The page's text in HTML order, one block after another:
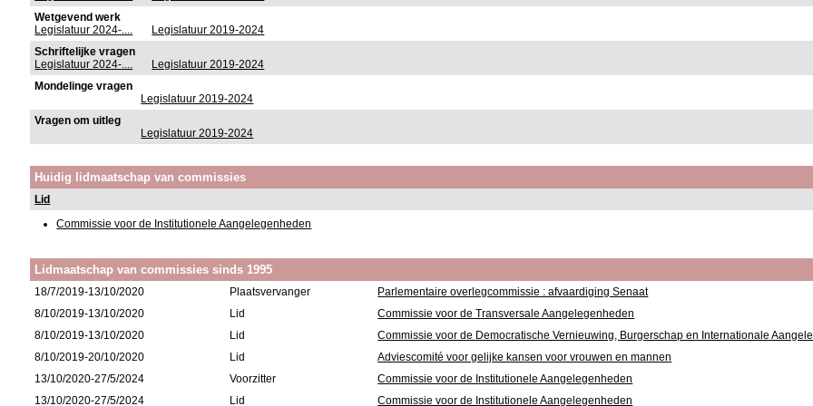
Wetgevend werk
Legislatuur 2024-....
Legislatuur 2019-2024
Schriftelijke vragen
Legislatuur 2024-....
Legislatuur 2019-2024
Mondelinge vragen
Legislatuur 2019-2024
Vragen om uitleg
Legislatuur 2019-2024
Huidig lidmaatschap van commissies
Lid
Commissie voor de Institutionele Aangelegenheden
Lidmaatschap van commissies sinds 1995
18/7/2019-13/10/2020 Plaatsvervanger
Parlementaire overlegcommissie : afvaardiging Senaat
8/10/2019-13/10/2020
Lid
Commissie voor de Transversale Aangelegenheden
8/10/2019-13/10/2020
Lid
Commissie voor de Democratische Vernieuwing, Burgerschap en Internationale
8/10/2019-20/10/2020
Lid
Adviescomité voor gelijke kansen voor vrouwen en mannen
13/10/2020-27/5/2024
Voorzitter
Commissie voor de Institutionele Aangelegenheden
13/10/2020-27/5/2024
Lid Commissie voor de Institutionele Aangelegenheden